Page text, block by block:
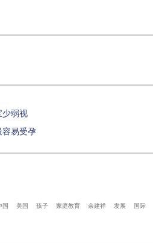
少弱视
易受孕
国 美国 孩子 家庭教育 余建祥 发展 国际